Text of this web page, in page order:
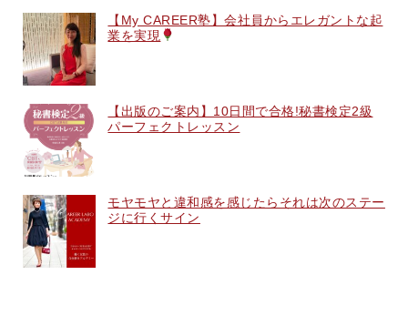
【My CAREER塾】会社員からエレガントな起
業を実現
【出版のご案内】10日間で合格!秘書検定2級
パーフェクトレッスン
モヤモヤと違和感を感じたらそれは次のステー
ジに行くサイン